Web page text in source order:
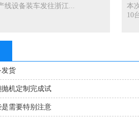
线设备装车发往浙江...
本
10
发货
机定制完成试
需要特别注意